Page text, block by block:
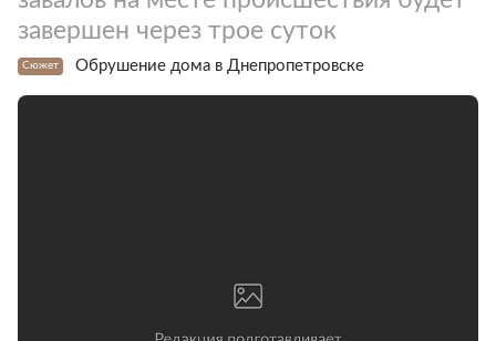
завершен через трое суток
Сюжет Обрушение дома в Днепропетровске